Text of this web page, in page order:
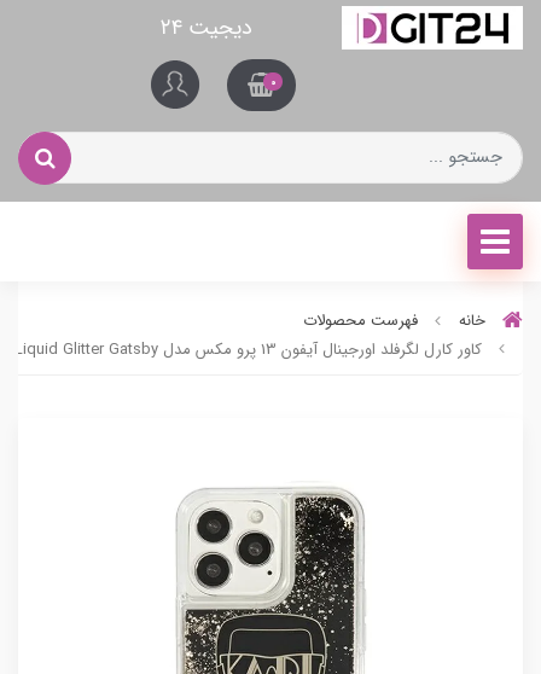
دیجیت ۲۴
0
خانه
فهرست محصولات
کاور کارل لگرفلد اورجینال آیفون 13 پرو مکس مدل Liquid Glitter Gatsby